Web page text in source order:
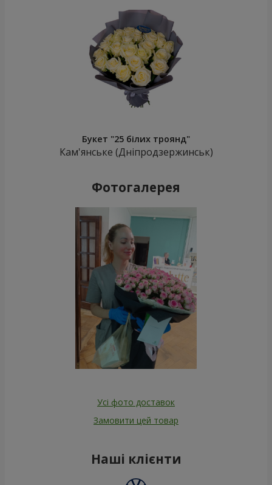
Букет "25 білих троянд"
Кам'янське (Дніпродзержинськ)
Фотогалерея
Усі фото доставок
Замовити цей товар
Наші клієнти